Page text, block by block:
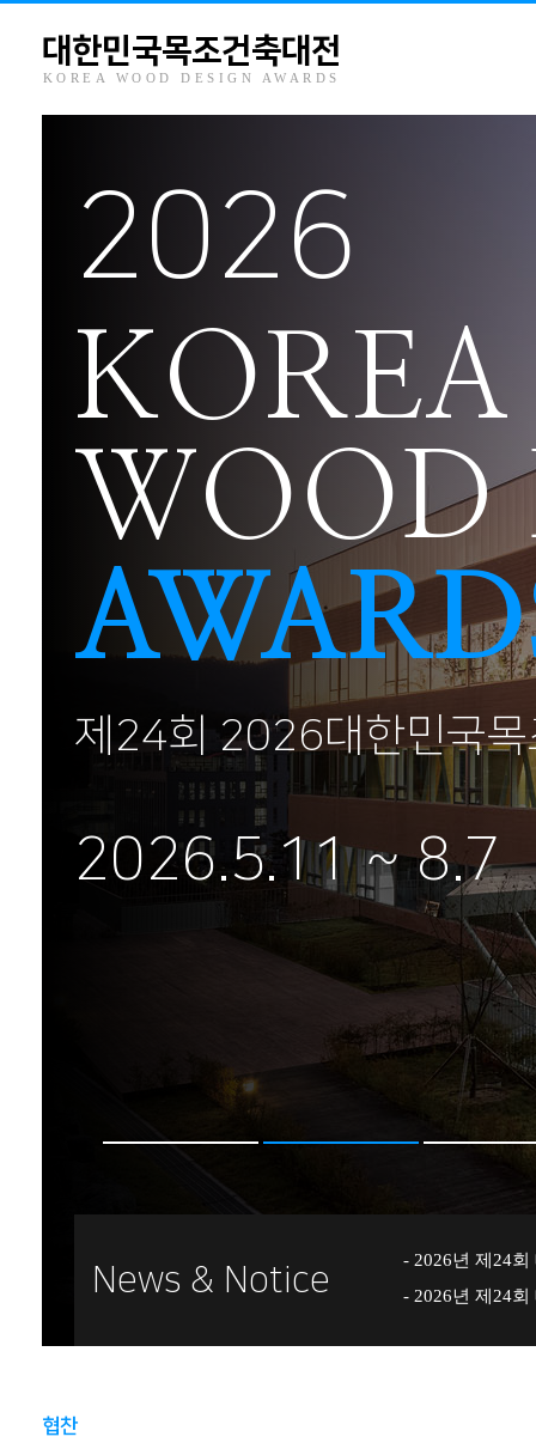
대한민국목조건축대전
KOREA WOOD DESIGN AWARDS
2026
KOREA
WOOD
제24회 2026대한민국목
2026.5.11 ~ 8.7
News & Notice
협찬